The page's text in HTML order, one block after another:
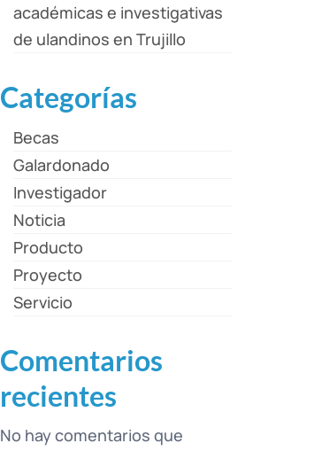
académicas e investigativas
de ulandinos en Trujillo
Categorías
Becas
Galardonado
Investigador
Noticia
Producto
Proyecto
Servicio
Comentarios
recientes
No hay comentarios que